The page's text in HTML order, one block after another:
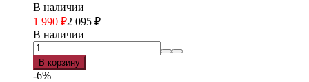
В наличии
1 990 ₽2 095 ₽
В наличии
В корзину
-6%